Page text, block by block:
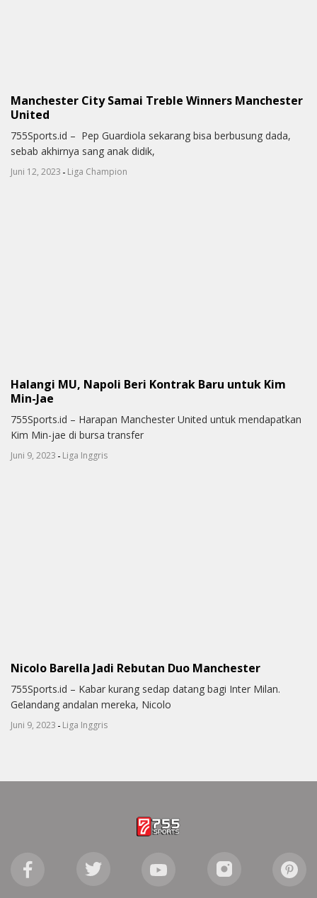
Manchester City Samai Treble Winners Manchester
United
755Sports.id – Pep Guardiola sekarang bisa berbusung dada,
sebab akhirnya sang anak didik,
Juni 12, 2023 - Liga Champion
Halangi MU, Napoli Beri Kontrak Baru untuk Kim
Min-Jae
755Sports.id – Harapan Manchester United untuk mendapatkan
Kim Min-jae di bursa transfer
Juni 9, 2023 - Liga Inggris
Nicolo Barella Jadi Rebutan Duo Manchester
755Sports.id – Kabar kurang sedap datang bagi Inter Milan.
Gelandang andalan mereka, Nicolo
Juni 9, 2023 - Liga Inggris